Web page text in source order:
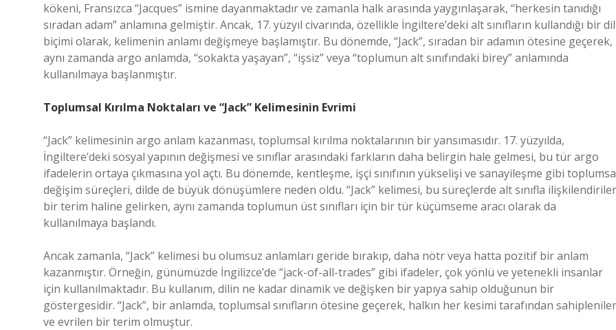
kökeni, Fransızca “Jacques” ismine dayanmaktadır ve zamanla halk arasında yaygınlaşarak, “herkesin tanıdığı
sıradan adam” anlamına gelmiştir. Ancak, 17. yüzyıl civarında, özellikle İngiltere’deki alt sınıfların kullandığı bir dil
biçimi olarak, kelimenin anlamı değişmeye başlamıştır. Bu dönemde, “Jack”, sıradan bir adamın ötesine geçerek,
aynı zamanda argo anlamda, “sokakta yaşayan”, “işsiz” veya “toplumun alt sınıfındaki birey” anlamında
kullanılmaya başlanmıştır.
Toplumsal Kırılma Noktaları ve “Jack” Kelimesinin Evrimi
“Jack” kelimesinin argo anlam kazanması, toplumsal kırılma noktalarının bir yansımasıdır. 17. yüzyılda,
İngiltere’deki sosyal yapının değişmesi ve sınıflar arasındaki farkların daha belirgin hale gelmesi, bu tür argo
ifadelerin ortaya çıkmasına yol açtı. Bu dönemde, kentleşme, işçi sınıfının yükselişi ve sanayileşme gibi
değişim süreçleri, dilde de büyük dönüşümlere neden oldu. “Jack” kelimesi, bu süreçlerde alt sınıfla
bir terim haline gelirken, aynı zamanda toplumun üst sınıfları için bir tür küçümseme aracı olarak da
kullanılmaya başlandı.
Ancak zamanla, “Jack” kelimesi bu olumsuz anlamları geride bırakıp, daha nötr veya hatta pozitif bir anlam
kazanmıştır. Örneğin, günümüzde İngilizce’de “jack-of-all-trades” gibi ifadeler, çok yönlü ve yetenekli insanlar
için kullanılmaktadır. Bu kullanım, dilin ne kadar dinamik ve değişken bir yapıya sahip olduğunun bir
göstergesidir. “Jack”, bir anlamda, toplumsal sınıfların ötesine geçerek, halkın her kesimi tarafından
ve evrilen bir terim olmuştur.